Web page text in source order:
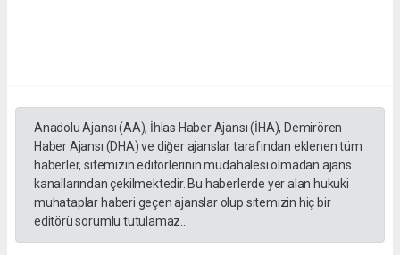
Anadolu Ajansı (AA), İhlas Haber Ajansı (İHA), Demirören
Haber Ajansı (DHA) ve diğer ajanslar tarafından eklenen tüm
haberler, sitemizin editörlerinin müdahalesi olmadan ajans
kanallarından çekilmektedir. Bu haberlerde yer alan hukuki
muhataplar haberi geçen ajanslar olup sitemizin hiç bir
editörü sorumlu tutulamaz...